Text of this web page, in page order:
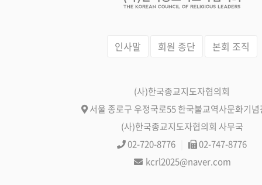
인사말 회원 종단 본회 조직
(사)한국종교지도자협의회
서울 종로구 우정국로55 한국불교역사문화기념
(사)한국종교지도자협의회 사무국
02-720-8776
02-747-8776
kcrl2025@naver.com